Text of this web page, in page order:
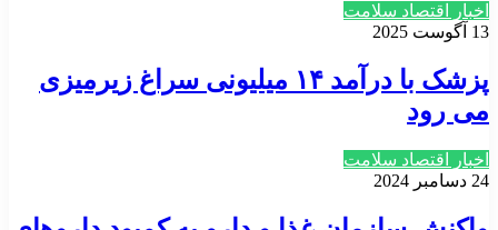
اخبار اقتصاد سلامت
13 آگوست 2025
پزشک با درآمد ۱۴ میلیونی سراغ زیرمیزی
می رود
اخبار اقتصاد سلامت
24 دسامبر 2024